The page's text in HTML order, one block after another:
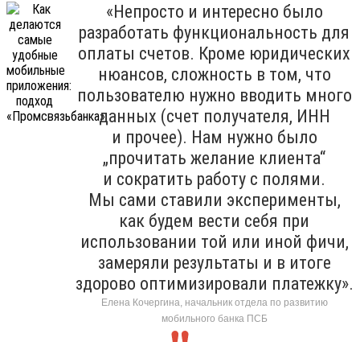
«Непросто и интересно было
разработать функциональность для
оплаты счетов. Кроме юридических
нюансов, сложность в том, что
пользователю нужно вводить много
данных (счет получателя, ИНН
и прочее). Нам нужно было
„прочитать желание клиента“
и сократить работу с полями.
Мы сами ставили эксперименты,
как будем вести себя при
использовании той или иной фичи,
замеряли результаты и в итоге
здорово оптимизировали платежку».
Елена Кочергина, начальник отдела по развитию
мобильного банка ПСБ